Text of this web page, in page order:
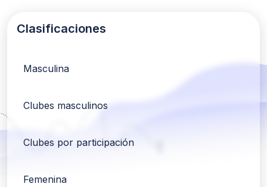
Clasificaciones
Masculina
Clubes masculinos
Clubes por participación
Femenina